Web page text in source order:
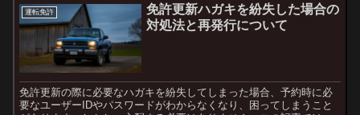
運転免許
免許更新ハガキを紛失した場合の
対処法と再発行について
免許更新の際に必要なハガキを紛失してしまった場合、予約時に必
要なユーザーIDやパスワードがわからなくなり、困ってしまうこと